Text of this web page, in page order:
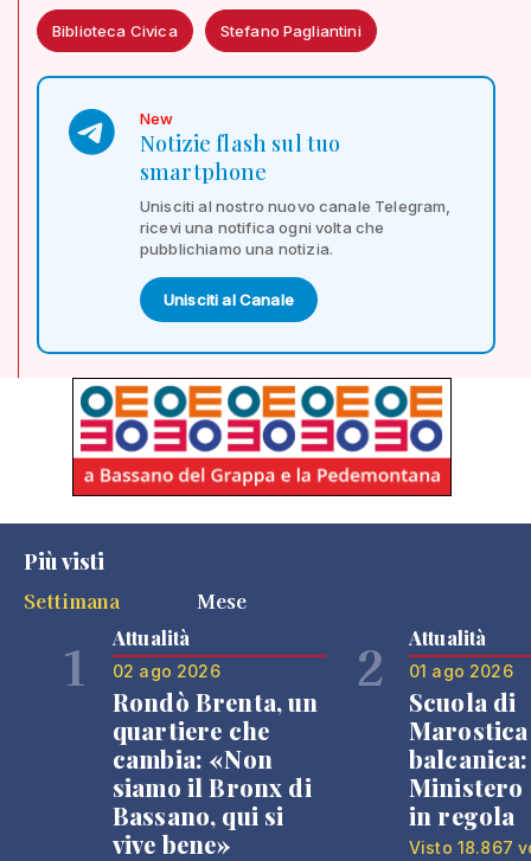
Biblioteca Civica Stefano Pagliantini
New
Notizie flash sul tuo
smartphone
Unisciti al nostro nuovo canale Telegram,
ricevi una notifica ogni volta che
pubblichiamo una notizia.
Unisciti al Canale
Più visti
Settimana
Mese
1 Attualità
02 ago 2026
Rondò Brenta, un
quartiere che
cambia: «Non
siamo il Bronx di
Bassano, qui si
vive bene»
2 Attualità
01 ago 2026
Scuola di
Ministero
in regola
Visto 18.867